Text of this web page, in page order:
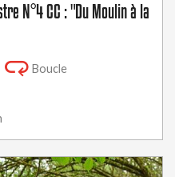
N°4 CC : "Du Moulin à la
Boucle